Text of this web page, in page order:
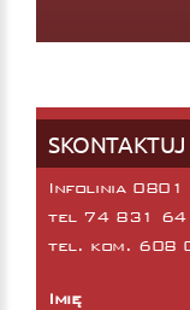
Infolinia 0801
tel 74 831 64
tel. kom. 608
Imię